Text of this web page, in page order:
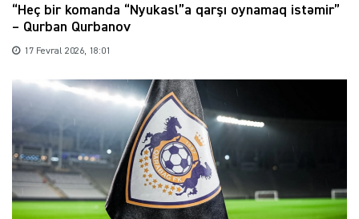
“Heç bir komanda “Nyukasl”a qarşı oynamaq istəmir”
– Qurban Qurbanov
17 Fevral 2026, 18:01